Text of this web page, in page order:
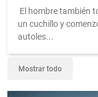
El hombre también
un cuchillo y
autoles...
Mostrar todo